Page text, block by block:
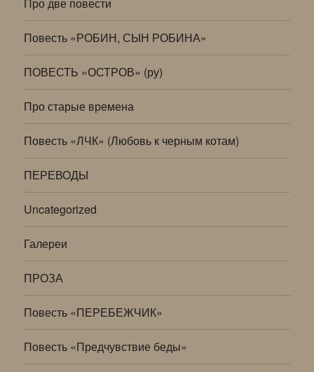
Про две повести
Повесть «РОБИН, СЫН РОБИНА»
ПОВЕСТЬ «ОСТРОВ» (ру)
Про старые времена
Повесть «ЛЧК» (Любовь к черным котам)
ПЕРЕВОДЫ
Uncategorized
Галереи
ПРОЗА
Повесть «ПЕРЕБЕЖЧИК»
Повесть «Предчувствие беды»